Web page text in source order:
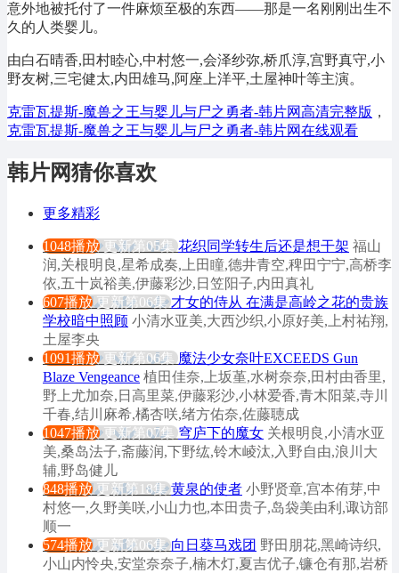
意外地被托付了一件麻烦至极的东西——那是一名刚刚出生不
久的人类婴儿。
由白石晴香,田村睦心,中村悠一,会泽纱弥,桥爪淳,宫野真守,小
野友树,三宅健太,内田雄马,阿座上洋平,土屋神叶等主演。
克雷瓦提斯-魔兽之王与婴儿与尸之勇者-韩片网高清完整版 ，
克雷瓦提斯-魔兽之王与婴儿与尸之勇者-韩片网在线观看
韩片网猜你喜欢
更多精彩
1048播放 更新第05集 花织同学转生后还是想干架 福山
润,关根明良,星希成奏,上田瞳,德井青空,稗田宁宁,高桥李
依,五十岚裕美,伊藤彩沙,日笠阳子,内田真礼
607播放 更新第06集 才女的侍从 在满是高岭之花的贵族
学校暗中照顾 小清水亚美,大西沙织,小原好美,上村祐翔,
土屋李央
1091播放 更新第06集
魔法少女奈叶EXCEEDS Gun
Blaze Vengeance 植田佳奈,上坂堇,水树奈奈,田村由香里,
野上尤加奈,日高里菜,伊藤彩沙,小林爱香,青木阳菜,寺川
千春,结川麻希,橘杏咲,绪方佑奈,佐藤聴成
1047播放 更新第07集 穹庐下的魔女 关根明良,小清水亚
美,桑岛法子,斋藤润,下野纮,铃木崚汰,入野自由,浪川大
辅,野岛健儿
848播放 更新第18集 黄泉的使者 小野贤章,宫本侑芽,中
村悠一,久野美咲,小山力也,本田贵子,岛袋美由利,诹访部
顺一
574播放 更新第06集 向日葵马戏团 野田朋花,黑崎诗织,
小山内怜央,安堂奈奈子,楠木灯,夏吉优子,镰仓有那,岩桥